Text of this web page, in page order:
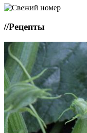
//Рецепты